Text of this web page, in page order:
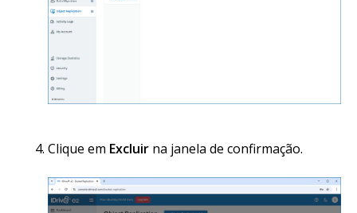
Clique em Excluir na janela de confirmação.